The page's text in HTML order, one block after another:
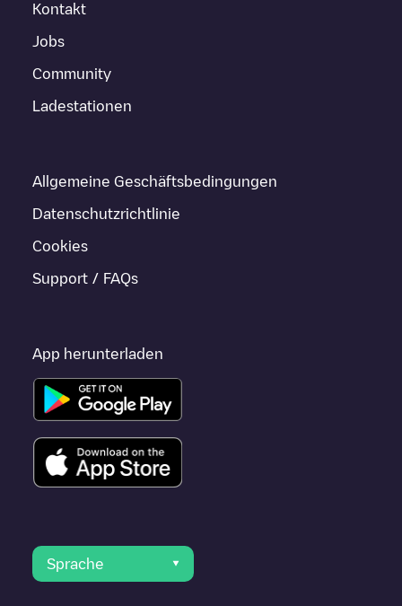
Kontakt
Jobs
Community
Ladestationen
Allgemeine Geschäftsbedingungen
Datenschutzrichtlinie
Cookies
Support / FAQs
App herunterladen
Sprache